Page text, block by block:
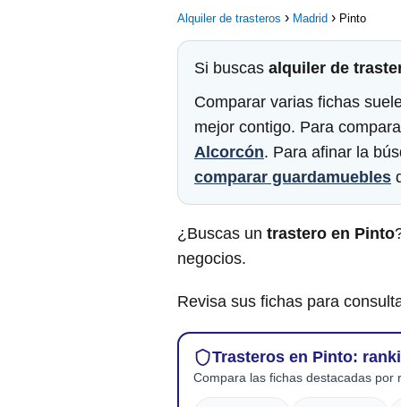
Alquiler de trasteros Madrid Pinto
Si buscas alquiler de
Comparar varias fichas
mejor contigo. Para
Alcorcón. Para afinar la
comparar guardamuebles
¿Buscas un trastero en Pinto
negocios.
Revisa sus fichas para
Trasteros en Pinto:
Compara las fichas destacadas